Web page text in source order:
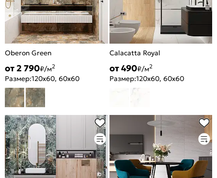
Oberon Green
от 2 790₽/м2
Размер:120x60, 60x60
Calacatta Royal
от 490₽/м2
Размер:120x60, 60x60